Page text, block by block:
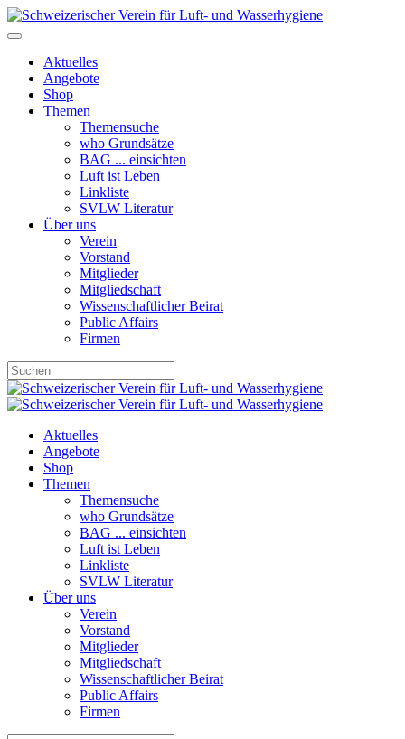
Aktuelles
Angebote
Shop
Themen
Themensuche
who Grundsätze
BAG ... einsichten
Luft ist Leben
Linkliste
SVLW Literatur
Über uns
Verein
Vorstand
Mitglieder
Mitgliedschaft
Wissenschaftlicher Beirat
Public Affairs
Firmen
Aktuelles
Angebote
Shop
Themen
Themensuche
who Grundsätze
BAG ... einsichten
Luft ist Leben
Linkliste
SVLW Literatur
Über uns
Verein
Vorstand
Mitglieder
Mitgliedschaft
Wissenschaftlicher Beirat
Public Affairs
Firmen